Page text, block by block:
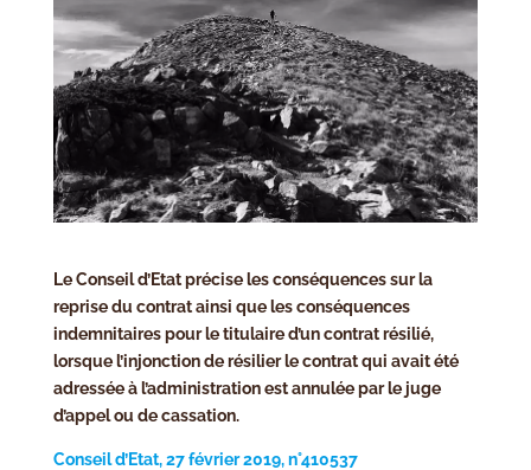
Le Conseil d’Etat précise les conséquences sur la
reprise du contrat ainsi que les conséquences
indemnitaires pour le titulaire d’un contrat résilié,
lorsque l’injonction de résilier le contrat qui avait été
adressée à l’administration est annulée par le juge
d’appel ou de cassation.
Conseil d’Etat, 27 février 2019, n°410537